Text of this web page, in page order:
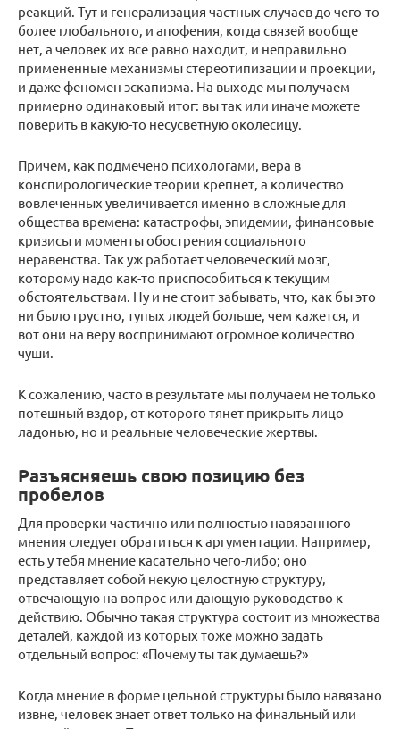
реакций. Тут и генерализация частных случаев до чего-то
более глобального, и апофения, когда связей вообще
нет, а человек их все равно находит, и неправильно
примененные механизмы стереотипизации и проекции,
и даже феномен эскапизма. На выходе мы получаем
примерно одинаковый итог: вы так или иначе можете
поверить в какую-то несусветную околесицу.
Причем, как подмечено психологами, вера в
конспирологические теории крепнет, а количество
вовлеченных увеличивается именно в сложные для
общества времена: катастрофы, эпидемии, финансовые
кризисы и моменты обострения социального
неравенства. Так уж работает человеческий мозг,
которому надо как-то приспособиться к текущим
обстоятельствам. Ну и не стоит забывать, что, как бы это
ни было грустно, тупых людей больше, чем кажется, и
вот они на веру воспринимают огромное количество
чуши.
К сожалению, часто в результате мы получаем не только
потешный вздор, от которого тянет прикрыть лицо
ладонью, но и реальные человеческие жертвы.
Разъясняешь свою позицию без
пробелов
Для проверки частично или полностью навязанного
мнения следует обратиться к аргументации. Например,
есть у тебя мнение касательно чего-либо; оно
представляет собой некую целостную структуру,
отвечающую на вопрос или дающую руководство к
действию. Обычно такая структура состоит из множества
деталей, каждой из которых тоже можно задать
отдельный вопрос: «Почему ты так думаешь?»
Когда мнение в форме цельной структуры было навязано
извне, человек знает ответ только на финальный или